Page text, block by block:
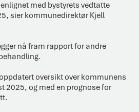
med bystyrets vedtatte
sier kommunedirektør Kjell
nå fram rapport for andre
oversikt over kommunens
2025, og med en prognose for